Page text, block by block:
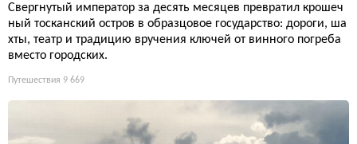
Свергнутый император за десять месяцев превратил крошеч
ный тосканский остров в образцовое государство: дороги, ша
хты, театр и традицию вручения ключей от винного погреба
вместо городских.
Путешествия 9 669